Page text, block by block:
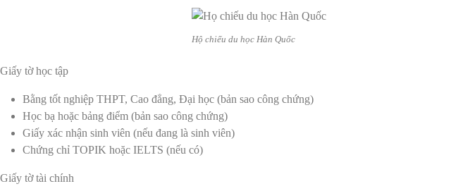
Hộ chiếu du học Hàn Quốc
Giấy tờ học tập
Bằng tốt nghiệp THPT, Cao đẳng, Đại học (bản sao công chứng)
Học bạ hoặc bảng điểm (bản sao công chứng)
Giấy xác nhận sinh viên (nếu đang là sinh viên)
Chứng chỉ TOPIK hoặc IELTS (nếu có)
Giấy tờ tài chính